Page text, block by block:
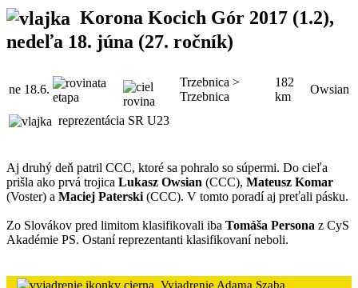
Korona Kocich Gór 2017 (1.2),
nedeľa 18. júna (27. ročník)
ne 18.6.
Trzebnica >
Trzebnica
182
km
Owsian
reprezentácia SR U23
Aj druhý deň patril CCC, ktoré sa pohralo so súpermi. Do cieľa
prišla ako prvá trojica Lukasz Owsian (CCC), Mateusz Komar
(Voster) a Maciej Paterski (CCC). V tomto poradí aj preťali pásku.
Zo Slovákov pred limitom klasifikovali iba Tomáša Persona z CyS
Akadémie PS. Ostaní reprezentanti klasifikovaní neboli.
Vyjadrenie Adama Szaba